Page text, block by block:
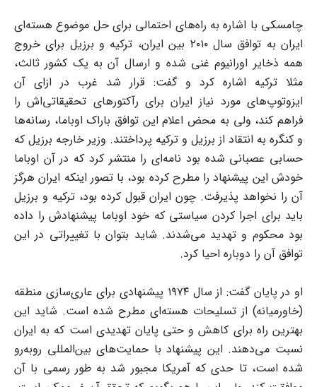
چامسکی با اشاره به راه‌های احتمالی برای حل موضوع هسته‌ای
ایران به توافق سال ۲۰۱۰ بین ایران، ترکیه و برزیل برای خروج
همه ذخایر اورانیوم غنی شده و ارسال آن به یک کشور ثالث،
مثلا ترکیه اشاره کرد و گفت: قرار شد غرب در ازای آن
ایزوتوپ‌های مورد نیاز ایران برای رآکتورهای تحقیقاتی‌اش را
فراهم کند، ولی به محض اعلام این توافق باراک اوباما، رسانه‌ها
و کنگره به انتقاد از برزیل و ترکیه پرداختند. وزیر خارجه برزیل که
حسابی عصبانی شده بود نامه‌ای را منتشر کرد که در آن اوباما
خودش این پیشنهاد را مطرح کرده بود، با تصور اینکه ایران هرگز
آن را نخواهد پذیرفت. چون ایران قبول کرده بود، ترکیه و برزیل
باید برای اجرا کردن سیاستی که خود اوباما پیشنهادش را داده
بود محکوم و تهدید می‌شدند. شاید بتوان با تغییراتی در این
توافق آن را دوباره احیا کرد.
او در پایان گفت: از سال ۱۹۷۴ پیشنهادی برای عاری‌سازی منطقه
(خاورمیانه) از تسلیحات هسته‌ای مطرح شده است. شاید این
بهترین راه برای کاهش و حتی پایان تهدیدی است که به ایران
نسبت می‌دهند. این پیشنهاد با حمایت‌های بین‌المللی روبه‌رو
شده است، تا حدی که آمریکا مجبور شد به طور رسمی با آن